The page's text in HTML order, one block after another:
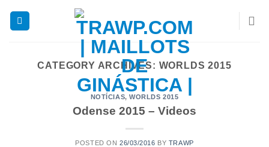
CATEGORY ARCHIVES: WORLDS 2015
NOTÍCIAS,WORLDS 2015
Odense 2015 – Videos
POSTED ON 26/03/2016 BY TRAWP